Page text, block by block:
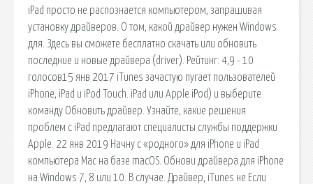
iPad просто не распознается компьютером, запрашивая
установку драйверов. О том, какой драйвер нужен Windows
для. Здесь вы сможете бесплатно скачать или обновить
последние и новые драйвера (driver). Рейтинг: 4,9 - 10
голосов15 янв 2017 iTunes зачастую пугает пользователей
iPhone, iPad и iPod Touch. iPad или Apple iPod) и выберите
команду Обновить драйвер. Узнайте, какие решения
проблем с iPad предлагают специалисты службы поддержки
Apple. 22 янв 2019 Начну с «родного» для iPhone и iPad
компьютера Mac на базе macOS. Обнови драйвера для iPhone
на Windows 7, 8 или 10. В случае. Драйвер, iTunes не Если